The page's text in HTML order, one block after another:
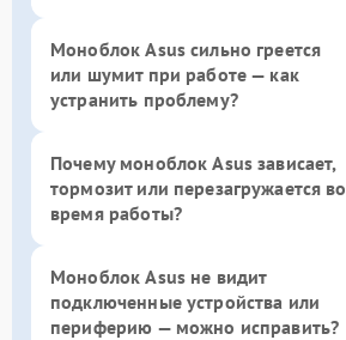
Моноблок Asus сильно греется
или шумит при работе — как
устранить проблему?
Почему моноблок Asus зависает,
тормозит или перезагружается во
время работы?
Моноблок Asus не видит
подключенные устройства или
периферию — можно исправить?